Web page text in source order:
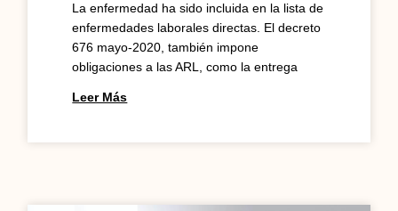
La enfermedad ha sido incluida en la lista de
enfermedades laborales directas. El decreto
676 mayo-2020, también impone
obligaciones a las ARL, como la entrega
Leer Más